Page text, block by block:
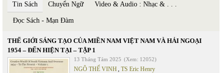
Tin Sách Chuyển Ngữ Video & Audio : Nhạc & . . .
Đọc Sách - Mạn Đàm
THẾ GIỚI SÁNG TẠO CỦA MIỀN NAM VIỆT NAM VÀ HẢI NGOẠI
1954 – ĐẾN HIỆN TẠI – TẬP 1
13 Tháng Tám 2025 (Xem: 12052)
NGÔ THẾ VINH, TS Eric Henry